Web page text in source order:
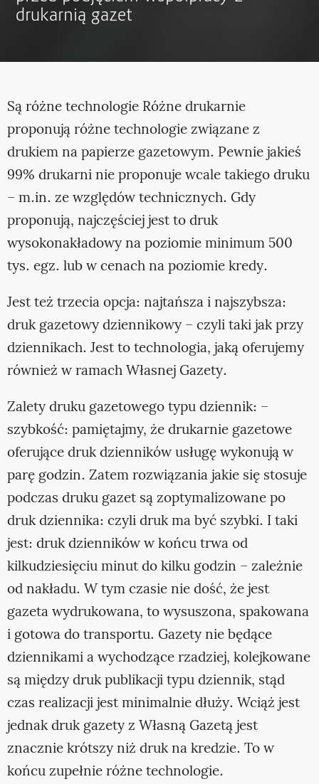
drukarnią gazet
Są różne technologie Różne drukarnie
proponują różne technologie związane z
drukiem na papierze gazetowym. Pewnie jakieś
99% drukarni nie proponuje wcale takiego druku
– m.in. ze względów technicznych. Gdy
proponują, najczęściej jest to druk
wysokonakładowy na poziomie minimum 500
tys. egz. lub w cenach na poziomie kredy.
Jest też trzecia opcja: najtańsza i najszybsza:
druk gazetowy dziennikowy – czyli taki jak przy
dziennikach. Jest to technologia, jaką oferujemy
również w ramach Własnej Gazety.
Zalety druku gazetowego typu dziennik: –
szybkość: pamiętajmy, że drukarnie gazetowe
oferujące druk dzienników usługę wykonują w
parę godzin. Zatem rozwiązania jakie się stosuje
podczas druku gazet są zoptymalizowane po
druk dziennika: czyli druk ma być szybki. I taki
jest: druk dzienników w końcu trwa od
kilkudziesięciu minut do kilku godzin – zależnie
od nakładu. W tym czasie nie dość, że jest
gazeta wydrukowana, to wysuszona, spakowana
i gotowa do transportu. Gazety nie będące
dziennikami a wychodzące rzadziej, kolejkowane
są między druk publikacji typu dziennik, stąd
czas realizacji jest minimalnie dłuży. Wciąż jest
jednak druk gazety z Własną Gazetą jest
znacznie krótszy niż druk na kredzie. To w
końcu zupełnie różne technologie.